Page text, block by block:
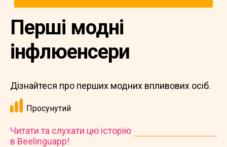
Перші модні
інфлюенсери
Дізнайтеся про перших модних впливових осіб.
Просунутий
Читати та слухати цю історію
в Beelinguapp!